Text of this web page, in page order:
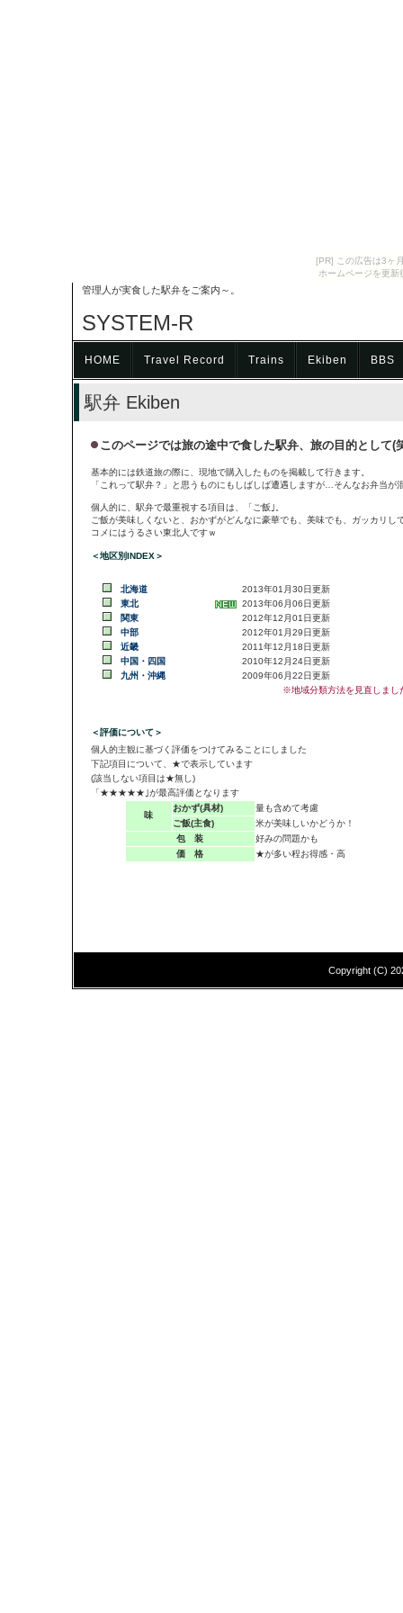
[PR] この広告は3ヶ
ホームページを更
管理人が実食した駅弁をご案内～。
SYSTEM-R
HOME Travel Record Trains Ekiben BBS
駅弁 Ekiben
このページでは旅の途中で食した駅弁、旅の目的として
基本的には鉄道旅の際に、現地で購入したものを掲載して行きます。
「これって駅弁？」と思うものにもしばしば遭遇しますが…そんなお弁当が
個人的に、駅弁で最重視する項目は、「ご飯｣。
ご飯が美味しくないと、おかずがどんなに豪華でも、美味でも、ガッカリし
コメにはうるさい東北人ですｗ
＜地区別INDEX＞
北海道
2013年01月30日更新
東北
2013年06月06日更新
関東
2012年12月01日更新
中部
2012年01月29日更新
近畿
2011年12月18日更新
中国・四国
2010年12月24日更新
九州・沖縄
2009年06月22日更新
※地域分類方法を見直しま
＜評価について＞
個人的主観に基づく評価をつけてみることにしました
下記項目について、★で表示しています
(該当しない項目は★無し)
「★★★★★｣が最高評価となります
味
おかず(具材)
量も含めて考慮
ご飯(主食)
米が美味しいかどうか！
包 装
好みの問題かも
価 格
★が多い程お得感・高
Copyright (C)